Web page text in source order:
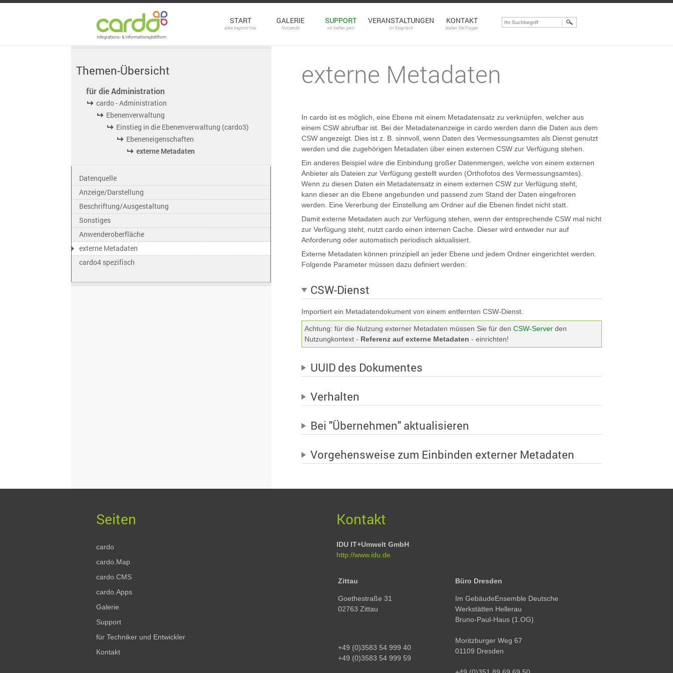
START
alles beginnt hier
GALERIE
Nutzende
SUPPORT
wir helfen gern
VERANSTALTUNGEN
im Gespräch
KONTAKT
stellen Sie Fragen
Themen-Übersicht
für die Administration
cardo - Administration
Ebenenverwaltung
Einstieg in die Ebenenverwaltung (cardo3)
Ebeneneigenschaften
externe Metadaten
Datenquelle
Anzeige/Darstellung
Beschriftung/Ausgestaltung
Sonstiges
Anwenderoberfläche
externe Metadaten
cardo4 spezifisch
externe Metadaten
In cardo ist es möglich, eine Ebene mit einem Metadatensatz zu verknüpfen, welcher aus
einem CSW abrufbar ist. Bei der Metadatenanzeige in cardo werden dann die Daten aus dem
CSW angezeigt. Dies ist z. B. sinnvoll, wenn Daten des Vermessungsamtes als Dienst genutzt
werden und die zugehörigen Metadaten über einen externen CSW zur Verfügung stehen.
Ein anderes Beispiel wäre die Einbindung großer Datenmengen, welche von einem externen
Anbieter als Dateien zur Verfügung gestellt wurden (Orthofotos des Vermessungsamtes).
Wenn zu diesen Daten ein Metadatensatz in einem externen CSW zur Verfügung steht,
kann dieser an die Ebene angebunden und passend zum Stand der Daten eingefroren
werden. Eine Vererbung der Einstellung am Ordner auf die Ebenen findet nicht statt.
Damit externe Metadaten auch zur Verfügung stehen, wenn der entsprechende CSW mal nicht
zur Verfügung steht, nutzt cardo einen internen Cache. Dieser wird entweder nur auf
Anforderung oder automatisch periodisch aktualisiert.
Externe Metadaten können prinzipiell an jeder Ebene und jedem Ordner eingerichtet werden.
Folgende Parameter müssen dazu definiert werden:
CSW-Dienst
Importiert ein Metadatendokument von einem entfernten CSW-Dienst.
Achtung: für die Nutzung externer Metadaten müssen Sie für den CSW-Server den
Nutzungkontext - Referenz auf externe Metadaten - einrichten!
UUID des Dokumentes
Verhalten
Bei "Übernehmen" aktualisieren
Vorgehensweise zum Einbinden externer Metadaten
cardo
cardo.Map
cardo.CMS
cardo.Apps
Galerie
Support
für Techniker und Entwickler
Kontakt
Kontakt
IDU IT+Umwelt GmbH
http://www.idu.de
Zittau
Goethestraße 31
02763 Zittau
+49 (0)3583 54 999 40
+49 (0)3583 54 999 59
Büro Dresden
Im GebäudeEnsemble Deutsche
Werkstätten Hellerau
Bruno-Paul-Haus (1.OG)
Moritzburger Weg 67
01109 Dresden